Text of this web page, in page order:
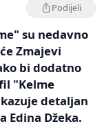
Podijeli
su nedavno
Zmajevi
bi dodatno
"Kelme
detaljan
Edina Džeka.